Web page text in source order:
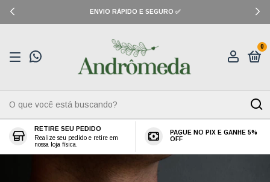
ENVIO RÁPIDO E SEGURO ✅
0
RETIRE SEU PEDIDO
Realize seu pedido e retire em
nossa loja física.
PAGUE NO PIX E GANHE 5%
OFF